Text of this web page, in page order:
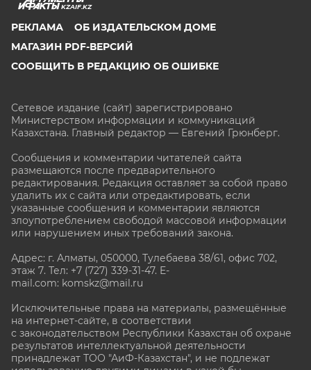
KZAIF.KZ
РЕКЛАМА
ОБ ИЗДАТЕЛЬСКОМ ДОМЕ
МАГАЗИН PDF-ВЕРСИЙ
СООБЩИТЬ В РЕДАКЦИЮ ОБ ОШИБКЕ
Сетевое издание (сайт) зарегистрировано
Министерством информации и коммуникаций
Казахстана. Главный редактор — Евгений Грюнберг.
Сообщения и комментарии читателей сайта
размещаются после предварительного
редактирования. Редакция оставляет за собой право
удалить их с сайта или отредактировать, если
указанные сообщения и комментарии являются
злоупотреблением свободой массовой информации
или нарушением иных требований закона.
Адрес: г. Алматы, 050000, Тулебаева 38/61, офис 702,
этаж 7. Тел: +7 (727) 339-31-47. E-
mail.com: komskz@mail.ru
Исключительные права на материалы, размещённые
на интернет-сайте, в соответствии
с законодательством Республики Казахстан об охране
результатов интеллектуальной деятельности
принадлежат ТОО "АиФ-Казахстан", и не подлежат